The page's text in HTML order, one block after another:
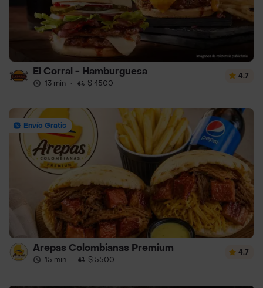
El Corral - Hamburguesa
13 min · $ 4500
4.7
Envío Gratis
Arepas Colombianas Premium
15 min · $ 5500
4.7